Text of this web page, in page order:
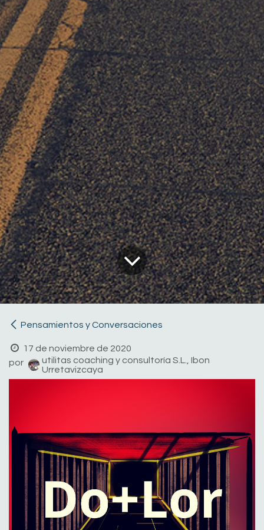
Pensamientos y Conversaciones
17 de noviembre de 2020
por
utilitas coaching y consultoría S.L., Ibon
Urretavizcaya